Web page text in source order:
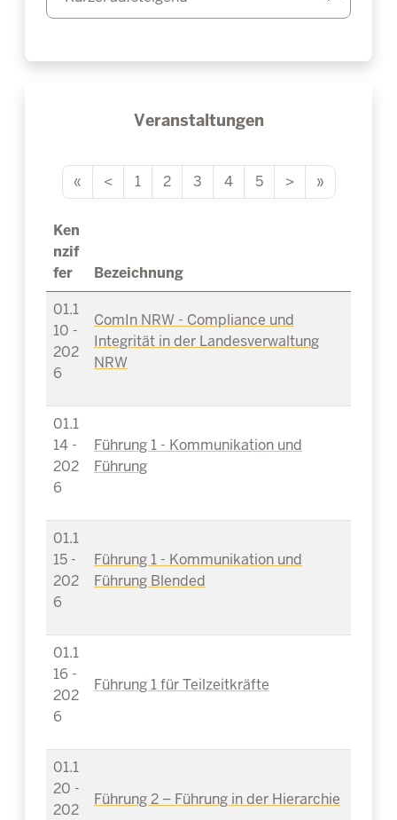
Veranstaltungen
« < 1 2 3 4 5 > »
Ken
nzif
fer
Bezeichnung
01.1
10 -
202
6
ComIn NRW - Compliance und
Integrität in der Landesverwaltung
NRW
01.1
14 -
202
6
Führung 1 - Kommunikation und
Führung
01.1
15 -
202
6
Führung 1 - Kommunikation und
Führung Blended
01.1
16 -
202
6
Führung 1 für Teilzeitkräfte
01.1
20 -
202
Führung 2 – Führung in der Hierarchie